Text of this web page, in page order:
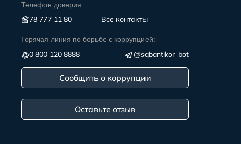
Телефон доверия:
78 777 11 80 Все контакты
Горячая линия по борьбе с коррупцией:
0 800 120 8888 @sqbantikor_bot
Сообщить о коррупции
Оставьте отзыв